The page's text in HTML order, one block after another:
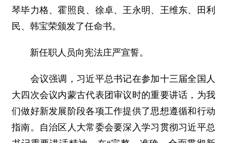
琴毕力格、霍照良、徐卓、王永明、王维东、田利
民、韩宝荣颁发了任命书。
新任职人员向宪法庄严宣誓。
会议强调，习近平总书记在参加十三届全国人
大四次会议内蒙古代表团审议时的重要讲话，为我
们做好新发展阶段各项工作提供了思想遵循和行动
指南。自治区人大常委会要深入学习贯彻习近平总